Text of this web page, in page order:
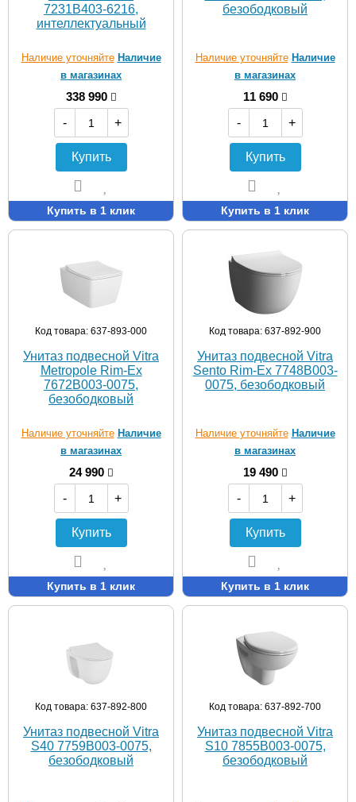
7231B403-6216,
интеллектуальный
Наличие уточняйте Наличие
в магазинах
338 990
-
+
Купить
Купить в 1 клик
безободковый
Наличие уточняйте Наличие
в магазинах
11 690
-
+
Купить
Купить в 1 клик
Код товара: 637-893-000
Унитаз подвесной Vitra
Metropole Rim-Ex
7672B003-0075,
безободковый
Наличие уточняйте Наличие
в магазинах
24 990
-
+
Купить
Купить в 1 клик
Код товара: 637-892-900
Унитаз подвесной Vitra
Sento Rim-Ex 7748B003-
0075, безободковый
Наличие уточняйте Наличие
в магазинах
19 490
-
+
Купить
Купить в 1 клик
Код товара: 637-892-800
Унитаз подвесной Vitra
S40 7759B003-0075,
безободковый
Код товара: 637-892-700
Унитаз подвесной Vitra
S10 7855B003-0075,
безободковый